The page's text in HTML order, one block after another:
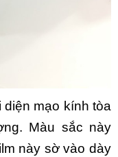
diện mạo kính tòa
Màu sắc này
này sờ vào dày